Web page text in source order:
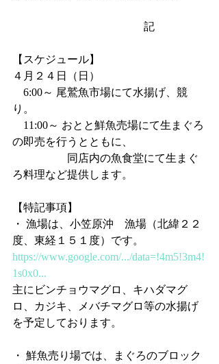
記
【スケジュール】
４月２４日（日）
り。
の即売を行うとともに、
同店内の魚食堂にて生まぐ
ろ料理など提供します。
【特記事項】
・ 漁場は、小笠原沖　漁場（北緯２２
度、東経１５１度）です。
https://www.google.com/.../data=!4m5!3m4!
1s0x0...
主にビンチョウマグロ、キハダマグ
ロ、カジキ、メバチマグロ等の水揚げ
を予定しております。
・ 鮮魚売り場では、まぐろのブロック